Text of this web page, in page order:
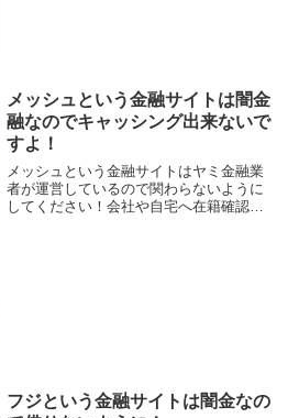
メッシュという金融サイトは闇金
融なのでキャッシング出来ないで
すよ！
メッシュという金融サイトはヤミ金融業
者が運営しているので関わらないように
してください！会社や自宅へ在籍確認は
フジという金融サイトは闇金なの